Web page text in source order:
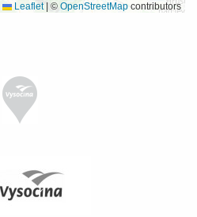
Leaflet © OpenStreetMap contributors